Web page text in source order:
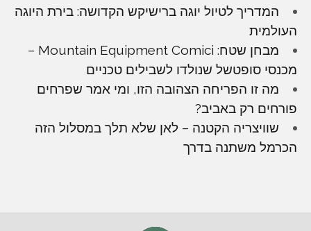
המדריך לטיול יוגה ברישיקש הקדושה: בירת היוגה
העולמית
מבחן שטח: Mountain Equipment Comici –
מכנסי סופטשל שנולדו לשבילים טכניים
מה זו הפריחה הצהובה הזו, ומי אמר שפרחים
פורחים רק באביב?
שוויצריה הקטנה – לאן שלא תלך במסלול הזה
הכרמל משתנה בדרך